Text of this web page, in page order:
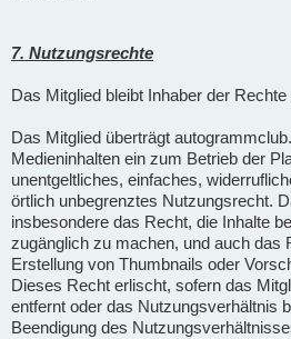
7. Nutzungsrechte
Das Mitglied bleibt Inhaber der
Das Mitglied überträgt
Medieninhalten ein zum Betrieb der
unentgeltliches, einfaches,
örtlich unbegrenztes Nutzungsrecht.
insbesondere das Recht, die Inhalte
zugänglich zu machen, und auch das
Erstellung von Thumbnails oder
Dieses Recht erlischt, sofern das
entfernt oder das Nutzungsverhältnis
Beendigung des